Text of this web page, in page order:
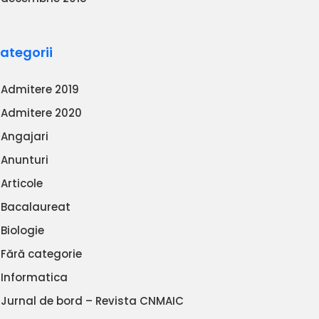
Admitere 2019
Admitere 2020
Angajari
Anunturi
Articole
Bacalaureat
Biologie
Fără categorie
Informatica
Jurnal de bord – Revista CNMAIC